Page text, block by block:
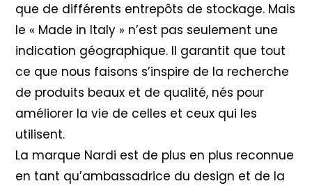
que de différents entrepôts de stockage. Mais
le « Made in Italy » n’est pas seulement une
indication géographique. Il garantit que tout
ce que nous faisons s’inspire de la recherche
de produits beaux et de qualité, nés pour
améliorer la vie de celles et ceux qui les
utilisent.
La marque Nardi est de plus en plus reconnue
en tant qu’ambassadrice du design et de la